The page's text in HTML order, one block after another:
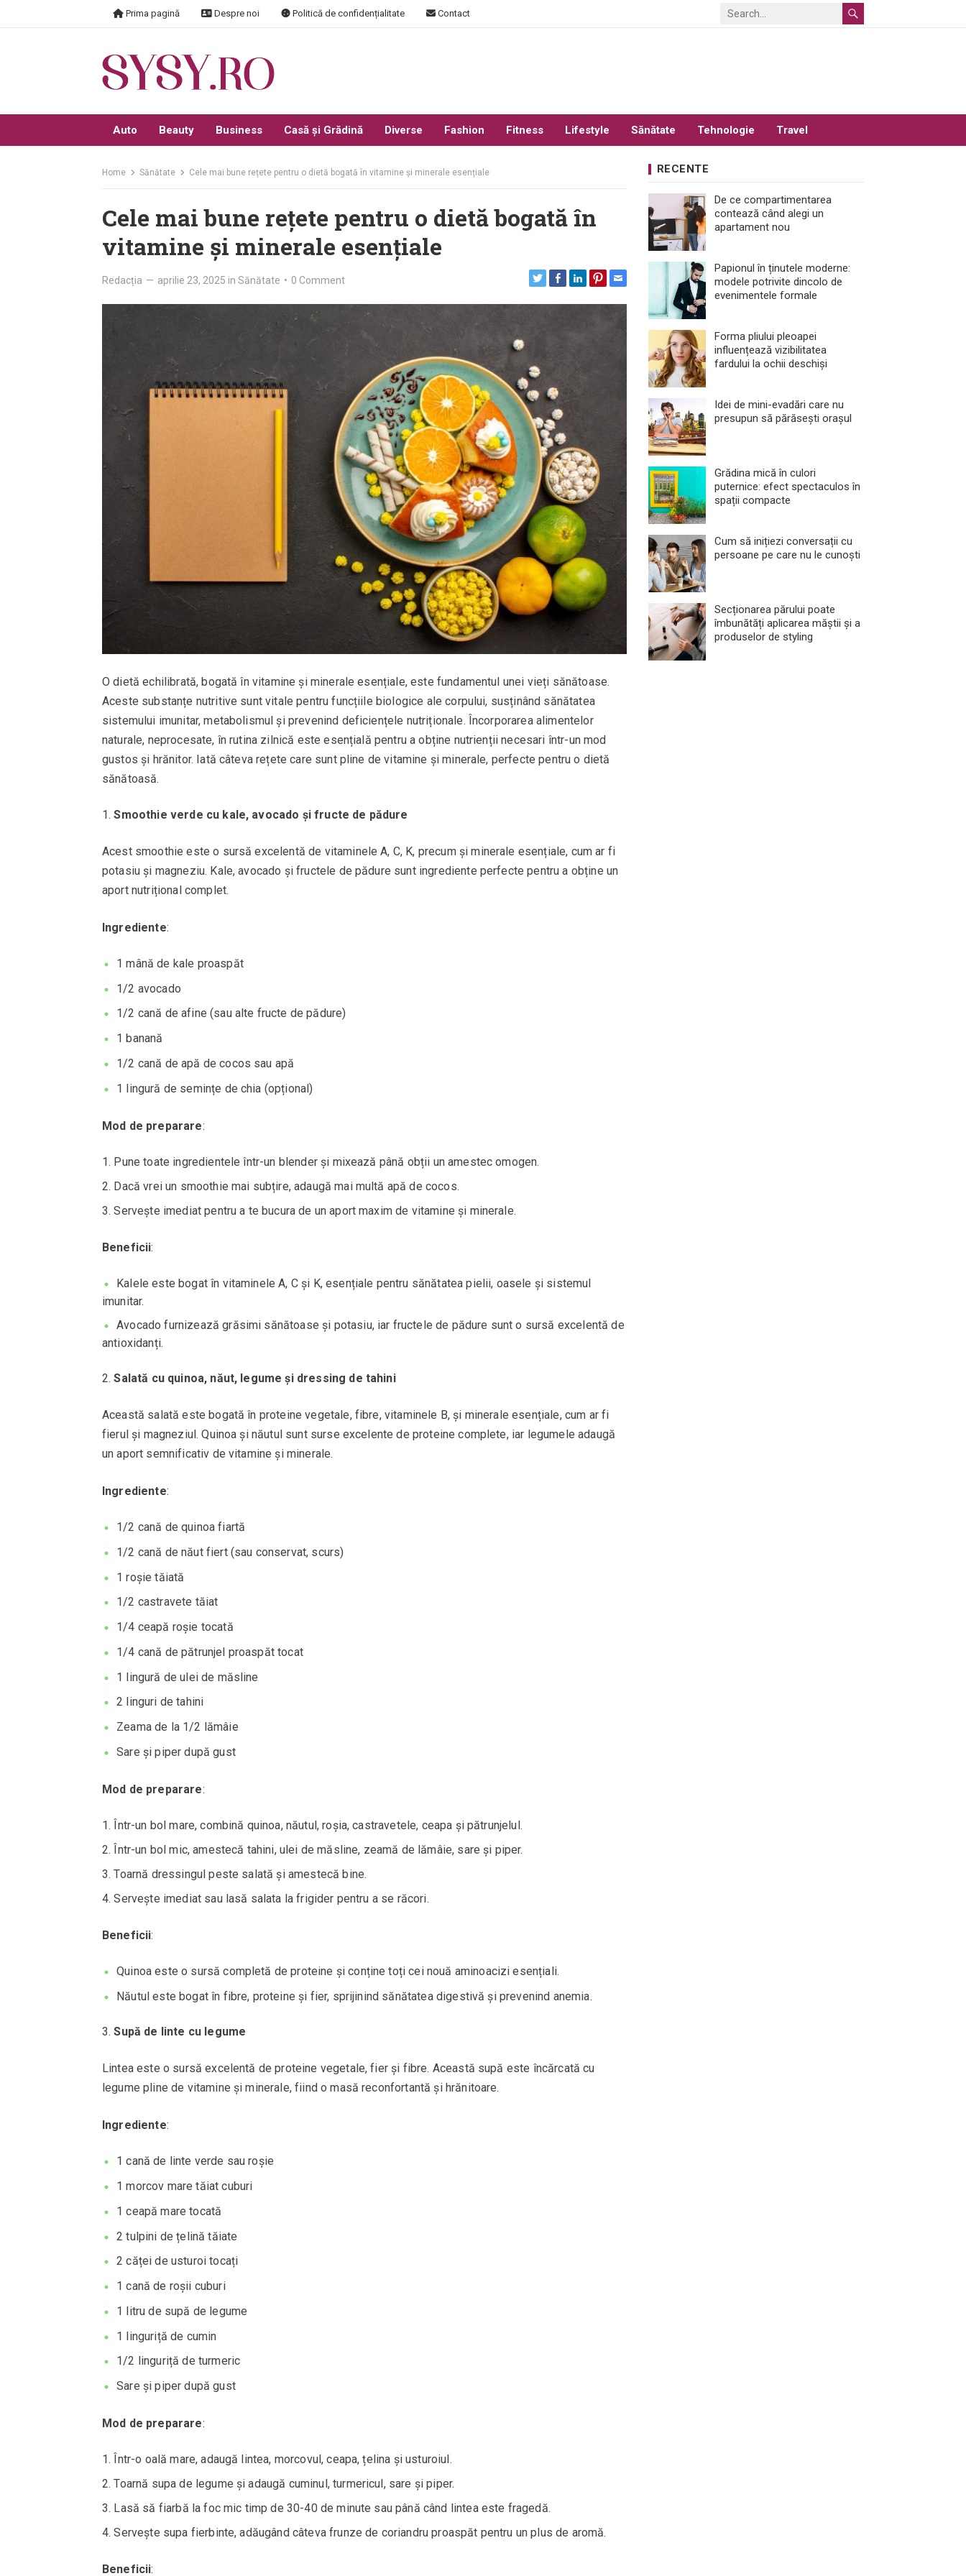
Prima pagină Despre noi Politică de confidențialitate Contact
Auto Beauty Business Casă și Grădină Diverse Fashion Fitness Lifestyle Sănătate Tehnologie Travel
Home Sănătate Cele mai bune rețete pentru o dietă bogată în vitamine și minerale esențiale
Cele mai bune rețete pentru o dietă bogată în
vitamine și minerale esențiale
Redacția — aprilie 23, 2025 in Sănătate • 0 Comment
O dietă echilibrată, bogată în vitamine și minerale esențiale, este fundamentul unei vieți sănătoase.
Aceste substanțe nutritive sunt vitale pentru funcțiile biologice ale corpului, susținând sănătatea
sistemului imunitar, metabolismul și prevenind deficiențele nutriționale. Încorporarea alimentelor
naturale, neprocesate, în rutina zilnică este esențială pentru a obține nutrienții necesari într-un mod
gustos și hrănitor. Iată câteva rețete care sunt pline de vitamine și minerale, perfecte pentru o dietă
sănătoasă.
Smoothie verde cu kale, avocado și fructe de pădure
Acest smoothie este o sursă excelentă de vitaminele A, C, K, precum și minerale esențiale, cum ar fi
potasiu și magneziu. Kale, avocado și fructele de pădure sunt ingrediente perfecte pentru a obține un
aport nutrițional complet.
Ingrediente:
1 mână de kale proaspăt
1/2 avocado
1/2 cană de afine (sau alte fructe de pădure)
1 banană
1/2 cană de apă de cocos sau apă
1 lingură de semințe de chia (opțional)
Mod de preparare:
Pune toate ingredientele într-un blender și mixează până obții un amestec omogen.
Dacă vrei un smoothie mai subțire, adaugă mai multă apă de cocos.
Servește imediat pentru a te bucura de un aport maxim de vitamine și minerale.
Beneficii:
Kalele este bogat în vitaminele A, C și K, esențiale pentru sănătatea pielii, oasele și sistemul
imunitar.
Avocado furnizează grăsimi sănătoase și potasiu, iar fructele de pădure sunt o sursă excelentă de
antioxidanți.
Salată cu quinoa, năut, legume și dressing de tahini
Această salată este bogată în proteine vegetale, fibre, vitaminele B, și minerale esențiale, cum ar fi
fierul și magneziul. Quinoa și năutul sunt surse excelente de proteine complete, iar legumele adaugă
un aport semnificativ de vitamine și minerale.
Ingrediente:
1/2 cană de quinoa fiartă
1/2 cană de năut fiert (sau conservat, scurs)
1 roșie tăiată
1/2 castravete tăiat
1/4 ceapă roșie tocată
1/4 cană de pătrunjel proaspăt tocat
1 lingură de ulei de măsline
2 linguri de tahini
Zeama de la 1/2 lămâie
Sare și piper după gust
Mod de preparare:
Într-un bol mare, combină quinoa, năutul, roșia, castravetele, ceapa și pătrunjelul.
Într-un bol mic, amestecă tahini, ulei de măsline, zeamă de lămâie, sare și piper.
Toarnă dressingul peste salată și amestecă bine.
Servește imediat sau lasă salata la frigider pentru a se răcori.
Beneficii:
Quinoa este o sursă completă de proteine și conține toți cei nouă aminoacizi esențiali.
Năutul este bogat în fibre, proteine și fier, sprijinind sănătatea digestivă și prevenind anemia.
Supă de linte cu legume
Lintea este o sursă excelentă de proteine vegetale, fier și fibre. Această supă este încărcată cu
legume pline de vitamine și minerale, fiind o masă reconfortantă și hrănitoare.
Ingrediente:
1 cană de linte verde sau roșie
1 morcov mare tăiat cuburi
1 ceapă mare tocată
2 tulpini de țelină tăiate
2 căței de usturoi tocați
1 cană de roșii cuburi
1 litru de supă de legume
1 linguriță de cumin
1/2 linguriță de turmeric
Sare și piper după gust
Mod de preparare:
Într-o oală mare, adaugă lintea, morcovul, ceapa, țelina și usturoiul.
Toarnă supa de legume și adaugă cuminul, turmericul, sare și piper.
Lasă să fiarbă la foc mic timp de 30-40 de minute sau până când lintea este fragedă.
Servește supa fierbinte, adăugând câteva frunze de coriandru proaspăt pentru un plus de aromă.
Beneficii:
RECENTE
De ce compartimentarea
contează când alegi un
apartament nou
Papionul în ținutele moderne:
modele potrivite dincolo de
evenimentele formale
Forma pliului pleoapei
influențează vizibilitatea
fardului la ochii deschiși
Idei de mini-evadări care nu
presupun să părăsești orașul
Grădina mică în culori
puternice: efect spectaculos în
spații compacte
Cum să inițiezi conversații cu
persoane pe care nu le cunoști
Secționarea părului poate
îmbunătăți aplicarea măștii și a
produselor de styling